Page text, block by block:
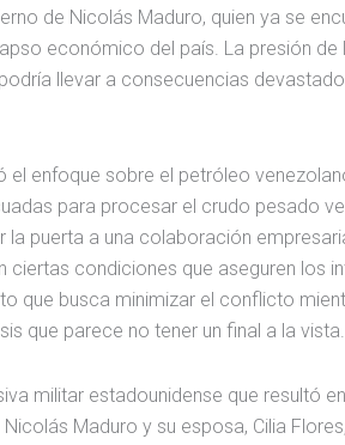
de Nicolás Maduro, quien ya se
económico del país. La presión de
llevar a consecuencias
enfoque sobre el petróleo
para procesar el crudo pesado
puerta a una colaboración
condiciones que aseguren los
que busca minimizar el conflicto
que parece no tener un final a la vista.
militar estadounidense que resultó
Maduro y su esposa, Cilia